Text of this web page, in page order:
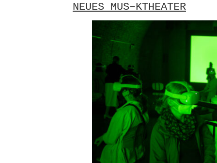
NEUES MUS–KTHEATER